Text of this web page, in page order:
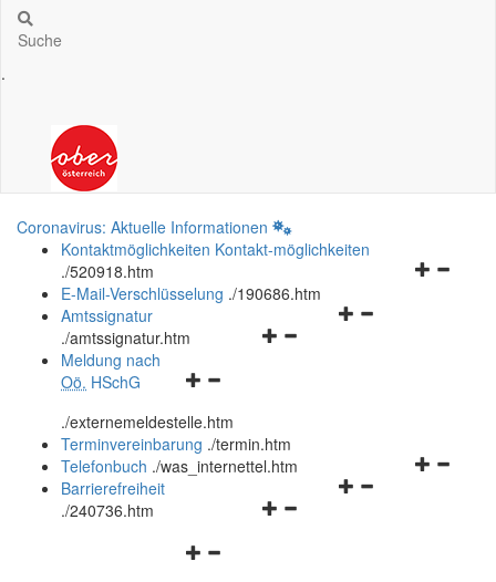
Suche
.
Coronavirus: Aktuelle Informationen
Kontaktmöglichkeiten Kontakt-möglichkeiten
./520918.htm
Navigationsmenü
E-Mail-Verschlüsselung ./190686.htm
Navigationsmenü
Amtssignatur
./amtssignatur.htm
Navigationsmenü
und
schließen
Meldung nach
Oö. HSchG
./externemeldestelle.htm
Terminvereinbarung ./termin.htm
Navigationsmenü
Telefonbuch ./was_internettel.htm
Navigationsmenü
Barrierefreiheit
./240736.htm
Navigationsmenü